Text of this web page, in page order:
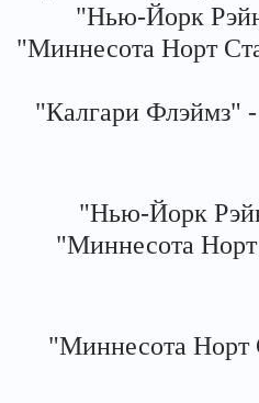
"Нью-Йорк
"Миннесота Норт
"Калгари Флэймз"
"Нью-Йорк
"Миннесота
"Миннесота Норт